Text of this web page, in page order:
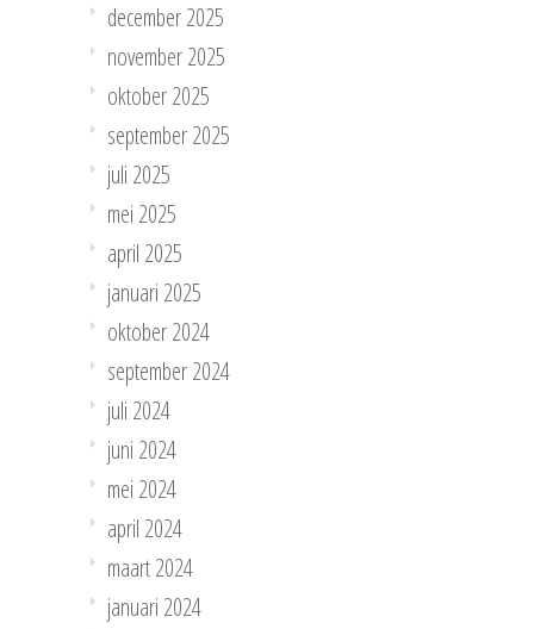
december 2025
november 2025
oktober 2025
september 2025
juli 2025
mei 2025
april 2025
januari 2025
oktober 2024
september 2024
juli 2024
juni 2024
mei 2024
april 2024
maart 2024
januari 2024